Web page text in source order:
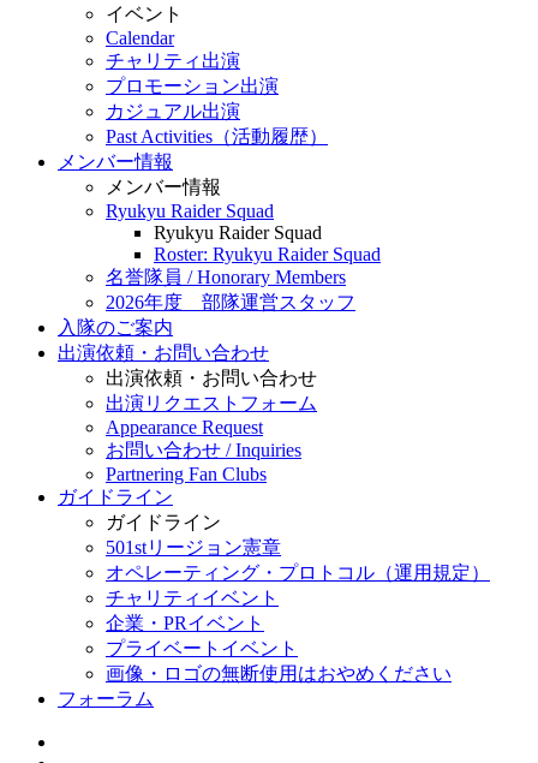
イベント
Calendar
チャリティ出演
プロモーション出演
カジュアル出演
Past Activities（活動履歴）
メンバー情報
メンバー情報
Ryukyu Raider Squad
Ryukyu Raider Squad
Roster: Ryukyu Raider Squad
名誉隊員 / Honorary Members
2026年度 部隊運営スタッフ
入隊のご案内
出演依頼・お問い合わせ
出演依頼・お問い合わせ
出演リクエストフォーム
Appearance Request
お問い合わせ / Inquiries
Partnering Fan Clubs
ガイドライン
ガイドライン
501stリージョン憲章
オペレーティング・プロトコル（運用規定）
チャリティイベント
企業・PRイベント
プライベートイベント
画像・ロゴの無断使用はおやめください
フォーラム